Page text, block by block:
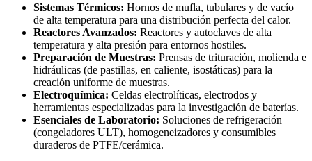
Sistemas Térmicos: Hornos de mufla, tubulares y de vacío
de alta temperatura para una distribución perfecta del calor.
Reactores Avanzados: Reactores y autoclaves de alta
temperatura y alta presión para entornos hostiles.
Preparación de Muestras: Prensas de trituración, molienda e
hidráulicas (de pastillas, en caliente, isostáticas) para la
creación uniforme de muestras.
Electroquímica: Celdas electrolíticas, electrodos y
herramientas especializadas para la investigación de baterías.
Esenciales de Laboratorio: Soluciones de refrigeración
(congeladores ULT), homogeneizadores y consumibles
duraderos de PTFE/cerámica.